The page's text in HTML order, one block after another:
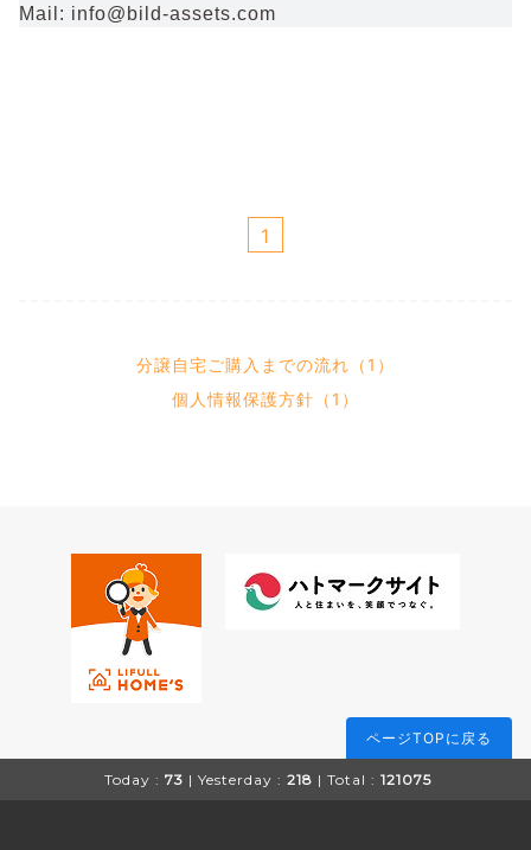
Mail: info@bild-assets.com
1
分譲自宅ご購入までの流れ（1）
個人情報保護方針（1）
ページTOPに戻る
Today : 73 | Yesterday : 218 | Total : 121075